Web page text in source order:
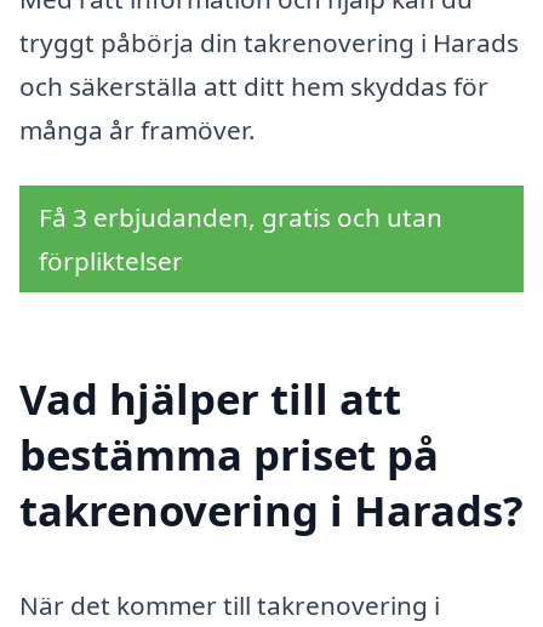
tryggt påbörja din takrenovering i Harads
och säkerställa att ditt hem skyddas för
många år framöver.
Få 3 erbjudanden, gratis och utan
förpliktelser
Vad hjälper till att
bestämma priset på
takrenovering i Harads?
När det kommer till takrenovering i